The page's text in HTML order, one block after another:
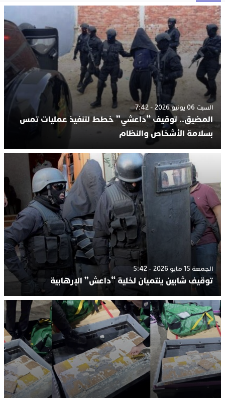
السبت 06 يونيو 2026 - 7:42
المضيق.. توقيف “داعشي” خطط لتنفيذ عمليات تمس
بسلامة الأشخاص والنظام
الجمعة 15 مايو 2026 - 5:42
توقيف شابين ينتميان لخلية “داعش” الإرهابية